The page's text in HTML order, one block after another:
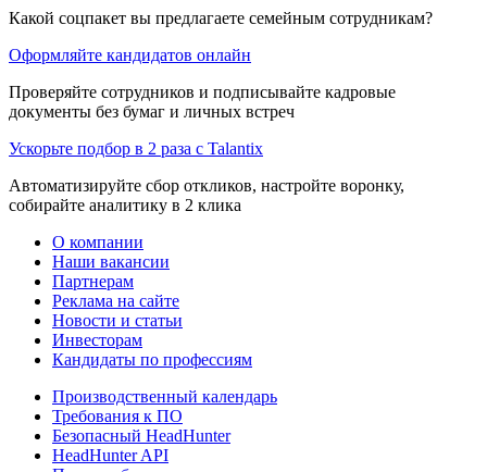
Какой соцпакет вы предлагаете семейным сотрудникам?
Оформляйте кандидатов онлайн
Проверяйте сотрудников и подписывайте кадровые
документы без бумаг и личных встреч
Ускорьте подбор в 2 раза с Talantix
Автоматизируйте сбор откликов, настройте воронку,
собирайте аналитику в 2 клика
О компании
Наши вакансии
Партнерам
Реклама на сайте
Новости и статьи
Инвесторам
Кандидаты по профессиям
Производственный календарь
Требования к ПО
Безопасный HeadHunter
HeadHunter API